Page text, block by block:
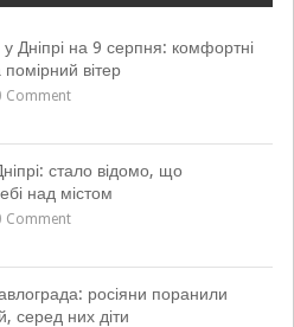
Дніпрі на 9 серпня: комфортні
вітер
Comment
стало відомо, що
над містом
Comment
росіяни поранили
серед них діти